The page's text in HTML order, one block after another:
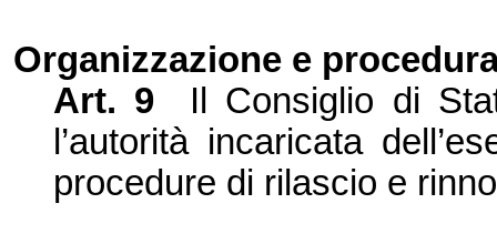
Organizzazione e
Art. 9
Il Consiglio di
l’autorità incaricata
procedure di rilascio e